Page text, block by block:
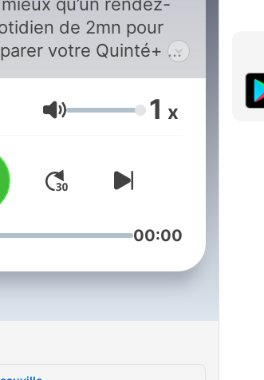
de 2mn pour
votre Quinté+ ?
d’Equidia vous
de mettre le feu au
jour. Au
: 🟢 Un feu vert :
qu’il faut jouer, à
un couplé 🟠 Un
: le bel outsider, la
du jour. 🔴 Un feu
Quinté+ de l’expert
les conseils de
Volume 1 x
00:00